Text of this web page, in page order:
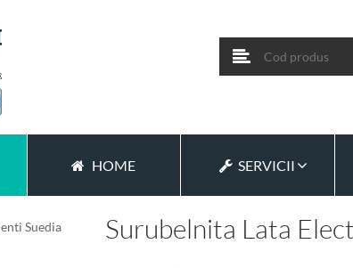
HOME SERVICII
Surubelnita Lata